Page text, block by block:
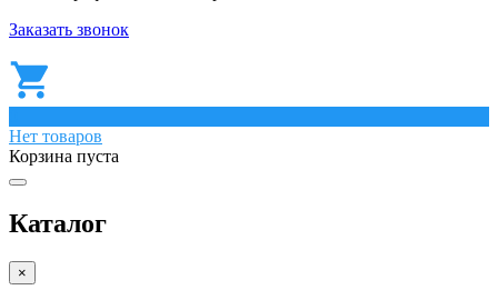
Заказать звонок
Нет товаров
Корзина пуста
Каталог
×